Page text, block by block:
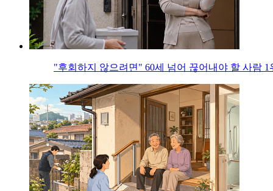
"후회하지 않으려면" 60세 넘어 끊어내야 할 사람 1